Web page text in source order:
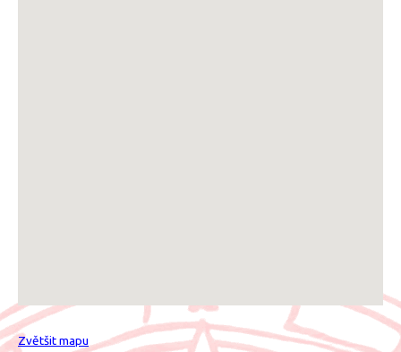
Zvětšit mapu